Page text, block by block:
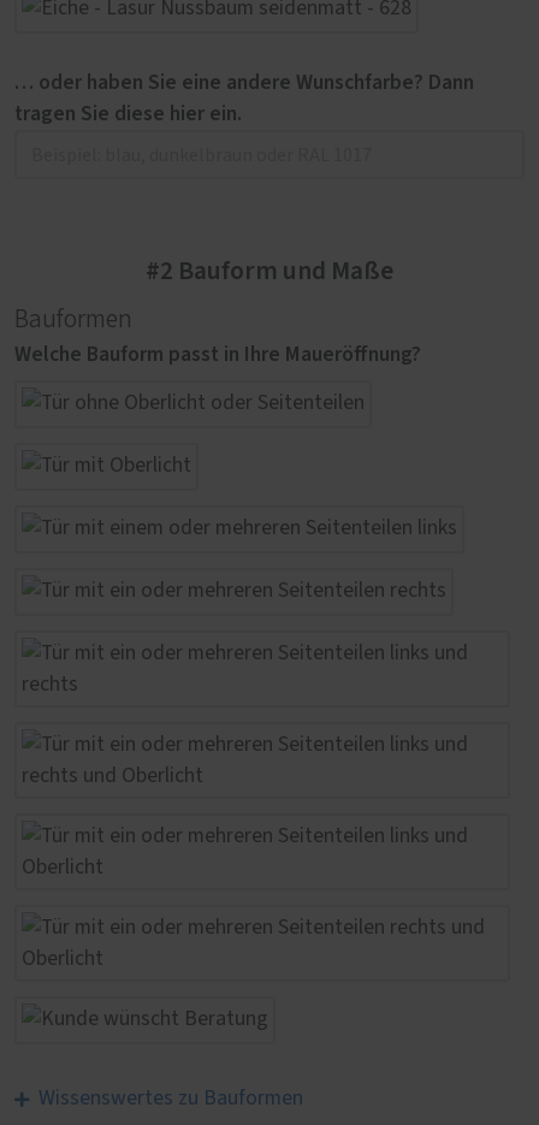
… oder haben Sie eine andere Wunschfarbe? Dann
tragen Sie diese hier ein.
#2 Bauform und Maße
Bauformen
Welche Bauform passt in Ihre Maueröffnung?
Wissenswertes zu Bauformen